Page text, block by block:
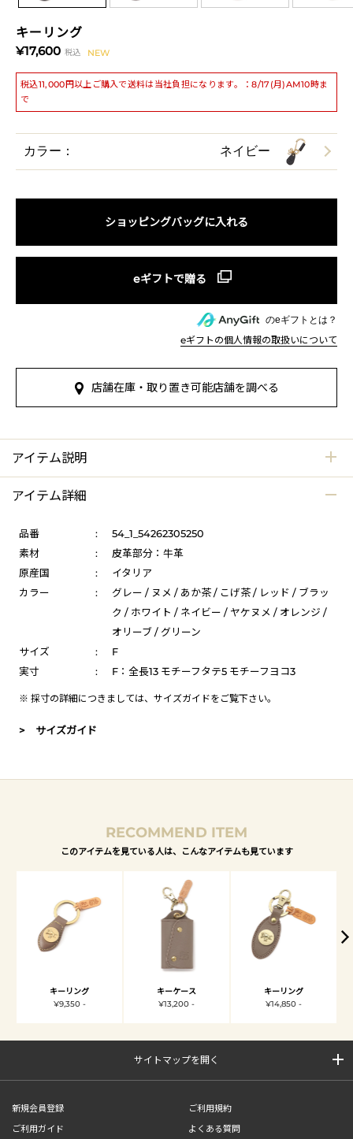
キーリング
¥17,600 税込 NEW
税込11,000円以上ご購入で送料は当社負担になります。：8/17(月)AM10時ま
で
カラー： ネイビー
ショッピングバッグに入れる
のeギフトとは？
eギフトの個人情報の取扱いについて
店舗在庫・取り置き可能店舗を調べる
アイテム説明
アイテム詳細
品番 :
54_1_54262305250
素材
:
皮革部分：牛革
原産国
:
イタリア
カラー
:
グレー / ヌメ / あか茶 / こげ茶 / レッド / ブラッ
ク / ホワイト / ネイビー / ヤケヌメ / オレンジ /
オリーブ / グリーン
サイズ
:
F
実寸
: F：全長13 モチーフタテ5 モチーフヨコ3
※ 採寸の詳細につきましては、 サイズガイドをご覧下さい。
> サイズガイド
RECOMMEND ITEM
このアイテムを見ている人は、こんなアイテムも見ています
キーリング
¥9,350 -
キーケース
¥13,200 -
キーリング
¥14,850 -
サイトマップを開く
新規会員登録
ご利用規約
ご利用ガイド
よくある質問